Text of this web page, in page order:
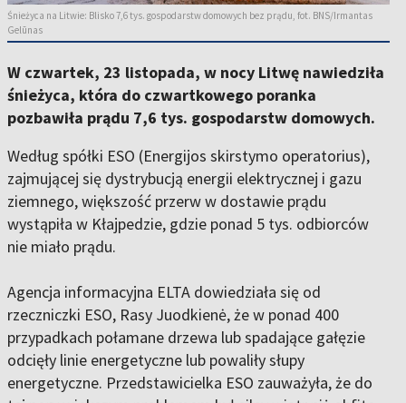
Śnieżyca na Litwie: Blisko 7,6 tys. gospodarstw domowych bez prądu, fot. BNS/Irmantas
Gelūnas
W czwartek, 23 listopada, w nocy Litwę nawiedziła
śnieżyca, która do czwartkowego poranka
pozbawiła prądu 7,6 tys. gospodarstw domowych.
Według spółki ESO (Energijos skirstymo operatorius),
zajmującej się dystrybucją energii elektrycznej i gazu
ziemnego, większość przerw w dostawie prądu
wystąpiła w Kłajpedzie, gdzie ponad 5 tys. odbiorców
nie miało prądu.
Agencja informacyjna ELTA dowiedziała się od
rzeczniczki ESO, Rasy Juodkienė, że w ponad 400
przypadkach połamane drzewa lub spadające gałęzie
odcięły linie energetyczne lub powaliły słupy
energetyczne. Przedstawicielka ESO zauważyła, że do